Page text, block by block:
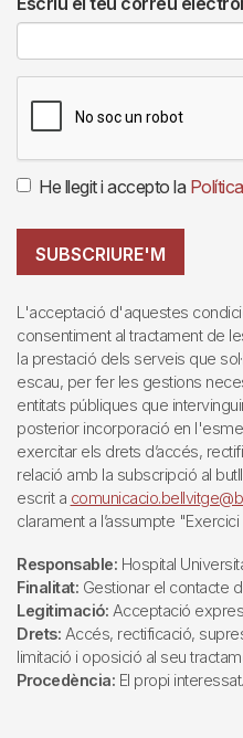
He llegit i accepto la
SUBSCRIURE'M
L'acceptació d'aquestes
consentiment al tractament de
la prestació dels serveis que
escau, per fer les gestions
entitats públiques que
posterior incorporació en
exercitar els drets d’accés,
relació amb la subscripció al
escrit a
clarament a l’assumpte
Responsable: Hospital
Finalitat: Gestionar el contacte
Legitimació: Acceptació
Drets: Accés, rectificació,
limitació i oposició al seu
Procedència: El propi interessat.